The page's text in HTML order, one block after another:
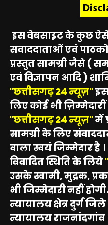
इस वेबसाइट के कुछ ऐसे
सवाददाताओं एवं पाठको
प्रस्तुत सामग्री जैसे (
एवं विज्ञापन आदि )
"छत्तीसगढ़ 24 न्यूज़"
लिए कोई भी
"छत्तीसगढ़ 24 न्यूज़"में
सामग्री के लिए
वाला स्वयं जिम्मेदार है
विवादित स्थिति के लिये
उसके स्वामी, मुद्रक,
भी जिम्मेदारी नहीं
न्यायालय क्षेत्र दुर्ग
न्यायालय राजनांदगांव